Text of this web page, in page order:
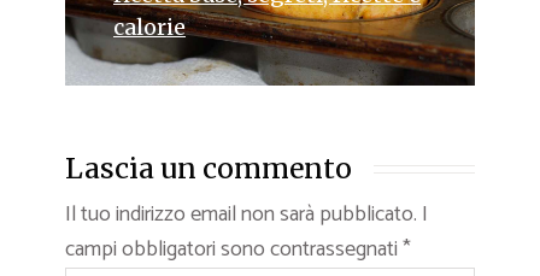
calorie
Lascia un commento
Il tuo indirizzo email non sarà pubblicato. I
campi obbligatori sono contrassegnati*